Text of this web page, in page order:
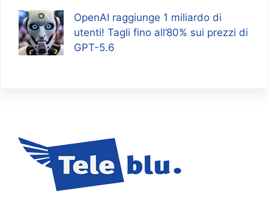
OpenAI raggiunge 1 miliardo di
utenti! Tagli fino all’80% sui prezzi di
GPT-5.6